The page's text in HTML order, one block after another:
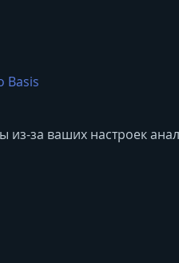
Basis
из-за ваших настроек